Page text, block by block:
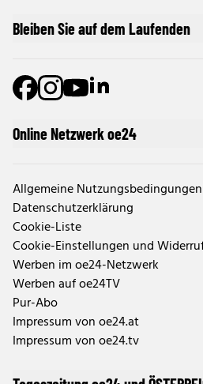
Online Netzwerk oe24
Allgemeine Nutzungsbedingungen
Datenschutzerklärung
Cookie-Liste
Cookie-Einstellungen und
Werben im oe24-Netzwerk
Werben auf oe24TV
Pur-Abo
Impressum von oe24.at
Impressum von oe24.tv
Bleiben Sie auf dem Laufenden